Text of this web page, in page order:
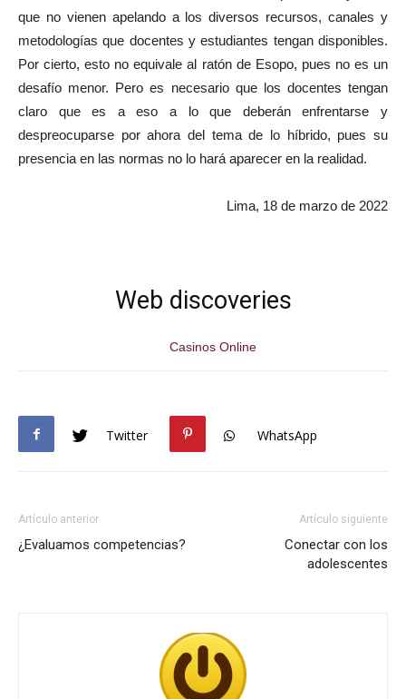
que no vienen apelando a los diversos recursos, canales y
metodologías que docentes y estudiantes tengan disponibles.
Por cierto, esto no equivale al ratón de Esopo, pues no es un
desafío menor. Pero es necesario que los docentes tengan
claro que es a eso a lo que deberán enfrentarse y
despreocuparse por ahora del tema de lo híbrido, pues su
presencia en las normas no lo hará aparecer en la realidad.
Lima, 18 de marzo de 2022
Web discoveries
Casinos Online
Twitter WhatsApp
Artículo anterior
¿Evaluamos competencias?
Artículo siguiente
Conectar con los
adolescentes